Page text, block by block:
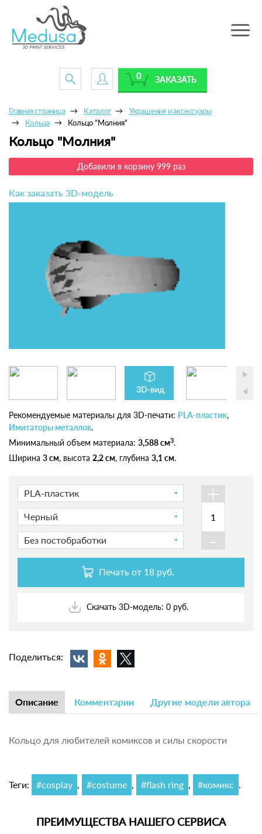
Toggle
ЗАКАЗАТЬ
0
Главная страница Каталог
Украшения и аксессуары
Кольца
Кольцо "Молния"
Кольцо "Молния"
Добавили в корзину 999 раз
Как заказать 3D-модель
Рекомендуемые материалы для 3D-печати: PLA-пластик,
Имитаторы металлов.
Минимальный объем материала: 3,588 см3.
Ширина 3 см, высота 2,2 см, глубина 3,1 см.
PLA-пластик
Черный
Без постобработки
+
-
Печать от 18 руб.
Скачать 3D-модель: 0 руб.
Поделиться:
Описание Комментарии Другие модели автора
Кольцо для любителей комиксов и силы скорости
Теги: #cosplay , #costume , #flash ring , #комикс .
ПРЕИМУЩЕСТВА НАШЕГО СЕРВИСА